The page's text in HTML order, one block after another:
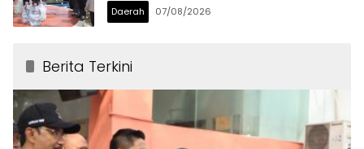
Daerah 07/08/2026
Berita Terkini